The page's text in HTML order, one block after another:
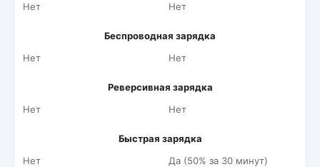
Нет
Нет
Беспроводная зарядка
Нет
Нет
Реверсивная зарядка
Нет
Нет
Быстрая зарядка
Нет
Да (50% за 30 минут)